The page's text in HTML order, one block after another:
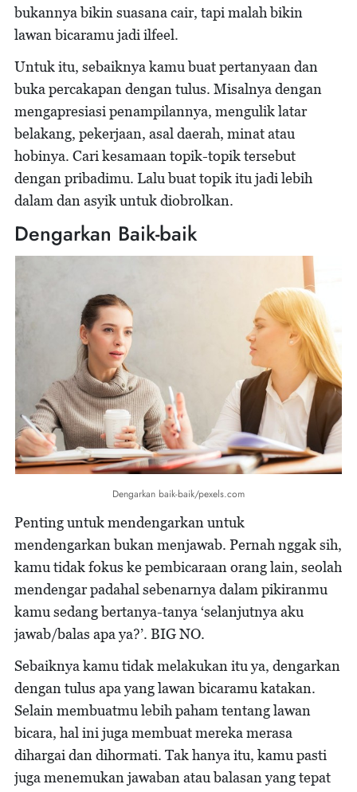
bukannya bikin suasana cair, tapi malah bikin
lawan bicaramu jadi ilfeel.
Untuk itu, sebaiknya kamu buat pertanyaan dan
buka percakapan dengan tulus. Misalnya dengan
mengapresiasi penampilannya, mengulik latar
belakang, pekerjaan, asal daerah, minat atau
hobinya. Cari kesamaan topik-topik tersebut
dengan pribadimu. Lalu buat topik itu jadi lebih
dalam dan asyik untuk diobrolkan.
Dengarkan Baik-baik
Dengarkan baik-baik/pexels.com
Penting untuk mendengarkan untuk
mendengarkan bukan menjawab. Pernah nggak sih,
kamu tidak fokus ke pembicaraan orang lain, seolah
mendengar padahal sebenarnya dalam pikiranmu
kamu sedang bertanya-tanya ‘selanjutnya aku
jawab/balas apa ya?’. BIG NO.
Sebaiknya kamu tidak melakukan itu ya, dengarkan
dengan tulus apa yang lawan bicaramu katakan.
Selain membuatmu lebih paham tentang lawan
bicara, hal ini juga membuat mereka merasa
dihargai dan dihormati. Tak hanya itu, kamu pasti
juga menemukan jawaban atau balasan yang tepat